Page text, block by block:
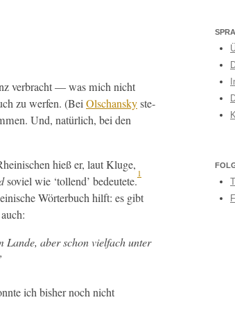
ver­bracht — was mich nicht
zu wer­fen. (BeiOlschan­skyste­
Und, natür­lich, bei den
hieß er, laut Kluge,
soviel wie ‘tol­lend’ bedeutete.
1
Wörter­buch hil­ft: es gibt
Lande, aber schon vielfach unter
ich bish­er noch nicht